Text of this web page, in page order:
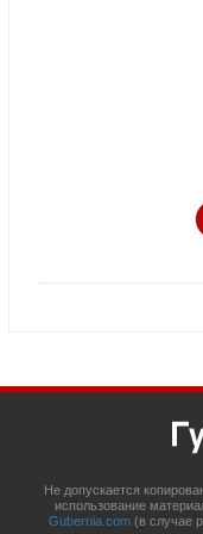
Не допускается
использование
Gubernia.com (в случае